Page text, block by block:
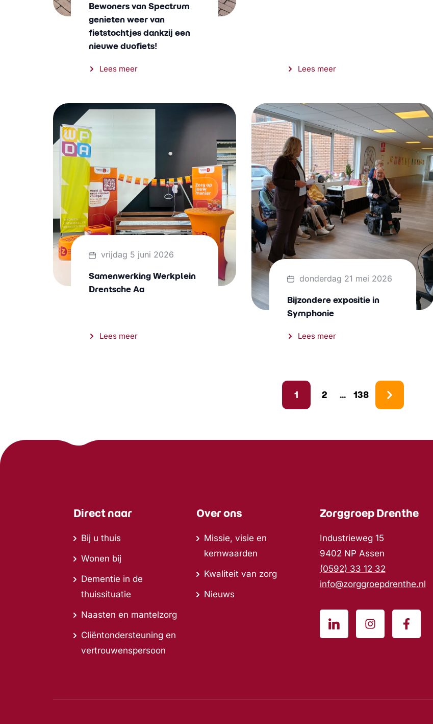
Bewoners van Spectrum
genieten weer van
fietstochtjes dankzij een
nieuwe duofiets!
Lees meer Lees meer
vrijdag 5 juni 2026
Samenwerking Werkplein
Drentsche Aa
Lees meer
donderdag 21 mei 2026
Bijzondere expositie in
Symphonie
Lees meer
1 2 ... 138
Direct naar
Bij u thuis
Wonen bij
Dementie in de
thuissituatie
Naasten en mantelzorg
Cliëntondersteuning en
vertrouwenspersoon
Over ons
Missie, visie en
kernwaarden
Kwaliteit van zorg
Nieuws
Zorggroep Drenthe
Industrieweg 15
9402 NP Assen
(0592) 33 12 32
info@zorggroepdrenthe.nl